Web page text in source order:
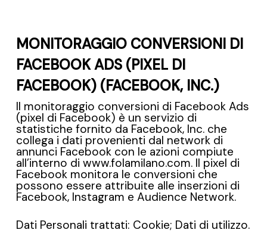
MONITORAGGIO CONVERSIONI DI
FACEBOOK ADS (PIXEL DI
FACEBOOK) (FACEBOOK, INC.)
Il monitoraggio conversioni di Facebook Ads
(pixel di Facebook) è un servizio di
statistiche fornito da Facebook, Inc. che
collega i dati provenienti dal network di
annunci Facebook con le azioni compiute
all’interno di www.folamilano.com. Il pixel di
Facebook monitora le conversioni che
possono essere attribuite alle inserzioni di
Facebook, Instagram e Audience Network.
Dati Personali trattati: Cookie; Dati di utilizzo.